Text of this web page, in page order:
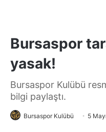
Bursaspor
yasak!
Bursaspor Kulübü
bilgi paylaştı.
Bursaspor Kulübü 5